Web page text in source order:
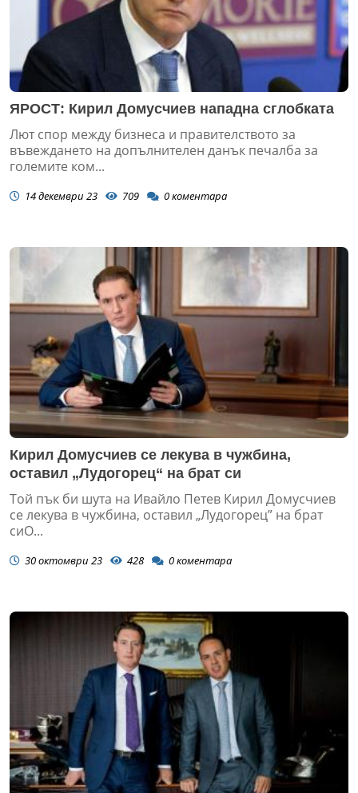
ЯРОСТ: Кирил Домусчиев нападна сглобката
Лют спор между бизнеса и правителството за
въвеждането на допълнителен данък печалба за
големите ком...
14 декември 23 709 0коментара
Кирил Домусчиев се лекува в чужбина,
оставил „Лудогорец“ на брат си
Той пък би шута на Ивайло Петев Кирил Домусчиев
се лекува в чужбина, оставил „Лудогорец” на брат
сиО...
30 октомври 23 428 0коментара